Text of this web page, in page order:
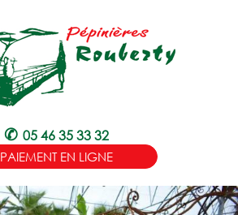
✆ 05 46 35 33 32
PAIEMENT EN LIGNE